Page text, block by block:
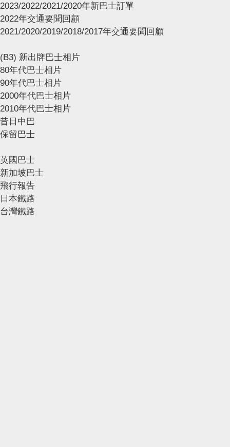
2023/2022/2021/2020年新巴士訂單
2022年交通要聞回顧
2021/2020/2019/2018/2017年交通要聞回顧
(B3) 新出牌巴士相片
80年代巴士相片
90年代巴士相片
2000年代巴士相片
2010年代巴士相片
昔日中巴
保留巴士
英國巴士
新加坡巴士
飛行報告
日本鐵路
台灣鐵路